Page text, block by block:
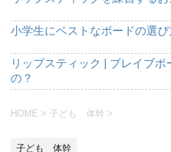
小学生にベストなボードの選
リップスティック | ブレイブ
の？
HOME > 子ども 体幹 >
子ども 体幹